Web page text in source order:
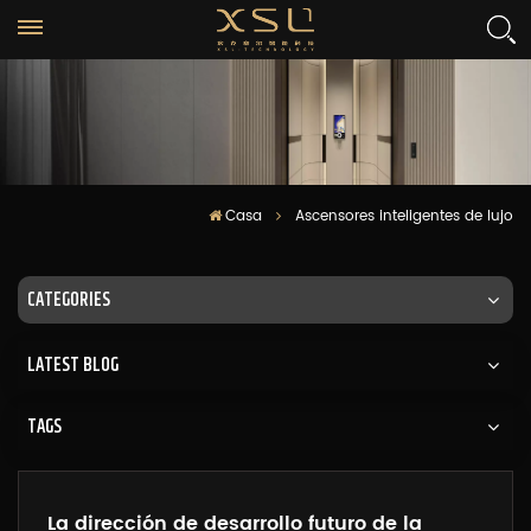
Casa Ascensores inteligentes de lujo
CATEGORIES
LATEST BLOG
TAGS
La dirección de desarrollo futuro de la